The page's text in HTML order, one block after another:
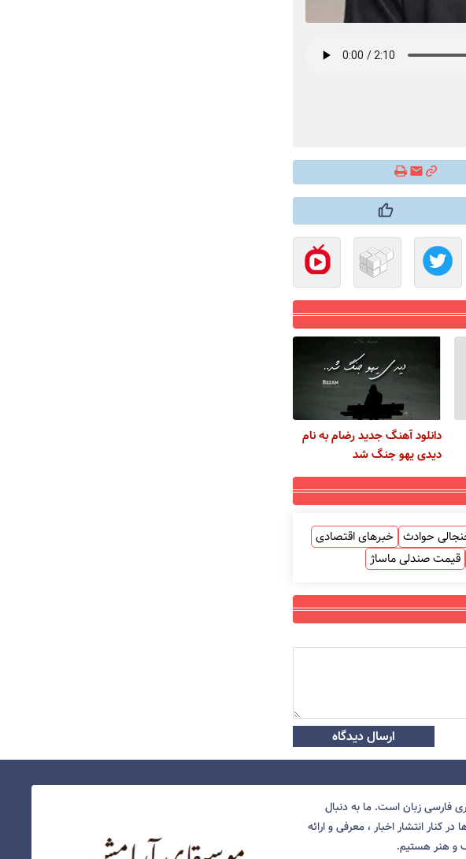
دانلود آهنگ جدید رضام به نام
دیدی یهو جنگ شد
حوادث خبرهای اقتصادی
قیمت صندلی ماساژ
ارسال دیدگاه
فارسی زبان است. ما به دنبال
انتشار اخبار ، معرفی و ارائه
و هنر هستیم.